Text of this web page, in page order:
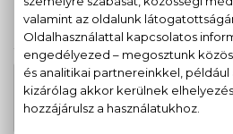
KAPCSOLÓDÓ
Alien Extraintense
Intense